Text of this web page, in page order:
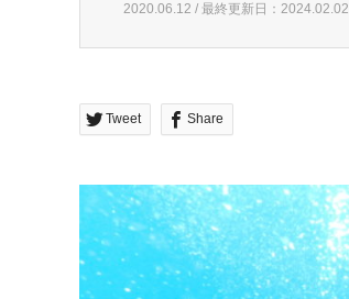
2020.06.12 / 最終更新日：2024.02.02
Tweet Share